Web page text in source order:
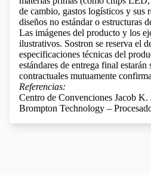
de cambio, gastos logísticos y sus
diseños no estándar o estructuras
Las imágenes del producto y los
ilustrativos. Sostron se reserva el
especificaciones técnicas del
estándares de entrega final
contractuales mutuamente
Referencias:
Centro de Convenciones Jacob
Brompton Technology –